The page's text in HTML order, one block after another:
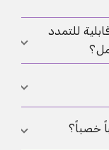
وكذلك
الإباضة
للتمدد
بالفعل لأن
بعض النساء
خصباً؟